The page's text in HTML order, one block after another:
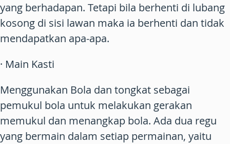
yang berhadapan. Tetapi bila berhenti di lubang
kosong di sisi lawan maka ia berhenti dan tidak
mendapatkan apa-apa.
· Main Kasti
Menggunakan Bola dan tongkat sebagai
pemukul bola untuk melakukan gerakan
memukul dan menangkap bola. Ada dua regu
yang bermain dalam setiap permainan, yaitu